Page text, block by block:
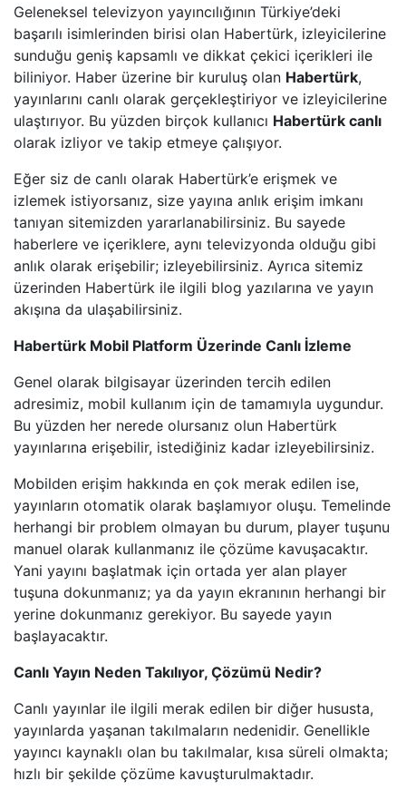
BEYAZ TV
SHOW TV
A2 TV
TEVE2
TV8,5
SöZCü TV
NTV
HALK TV
A HABER
TRT HABER
TELE1
CNN TüRK
ULUSAL KANAL
TJK TV
TRT SPOR
A SPOR
Geleneksel televizyon yayıncılığının Türkiye’deki
başarılı isimlerinden birisi olan Habertürk, izleyicilerine
sunduğu geniş kapsamlı ve dikkat çekici içerikleri ile
biliniyor. Haber üzerine bir kuruluş olan Habertürk,
yayınlarını canlı olarak gerçekleştiriyor ve izleyicilerine
ulaştırıyor. Bu yüzden birçok kullanıcı Habertürk canlı
olarak izliyor ve takip etmeye çalışıyor.
Eğer siz de canlı olarak Habertürk’e erişmek ve
izlemek istiyorsanız, size yayına anlık erişim imkanı
tanıyan sitemizden yararlanabilirsiniz. Bu sayede
haberlere ve içeriklere, aynı televizyonda olduğu gibi
anlık olarak erişebilir; izleyebilirsiniz. Ayrıca sitemiz
üzerinden Habertürk ile ilgili blog yazılarına ve yayın
akışına da ulaşabilirsiniz.
Habertürk Mobil Platform Üzerinde Canlı İzleme
Genel olarak bilgisayar üzerinden tercih edilen
adresimiz, mobil kullanım için de tamamıyla uygundur.
Bu yüzden her nerede olursanız olun Habertürk
yayınlarına erişebilir, istediğiniz kadar izleyebilirsiniz.
Mobilden erişim hakkında en çok merak edilen ise,
yayınların otomatik olarak başlamıyor oluşu. Temelinde
herhangi bir problem olmayan bu durum, player tuşunu
manuel olarak kullanmanız ile çözüme kavuşacaktır.
Yani yayını başlatmak için ortada yer alan player
tuşuna dokunmanız; ya da yayın ekranının herhangi bir
yerine dokunmanız gerekiyor. Bu sayede yayın
başlayacaktır.
Canlı Yayın Neden Takılıyor, Çözümü Nedir?
Canlı yayınlar ile ilgili merak edilen bir diğer hususta,
yayınlarda yaşanan takılmaların nedenidir. Genellikle
yayıncı kaynaklı olan bu takılmalar, kısa süreli olmakta;
hızlı bir şekilde çözüme kavuşturulmaktadır.